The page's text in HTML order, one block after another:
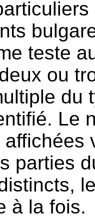
teste
ou
du
Le
parties
à la fois.